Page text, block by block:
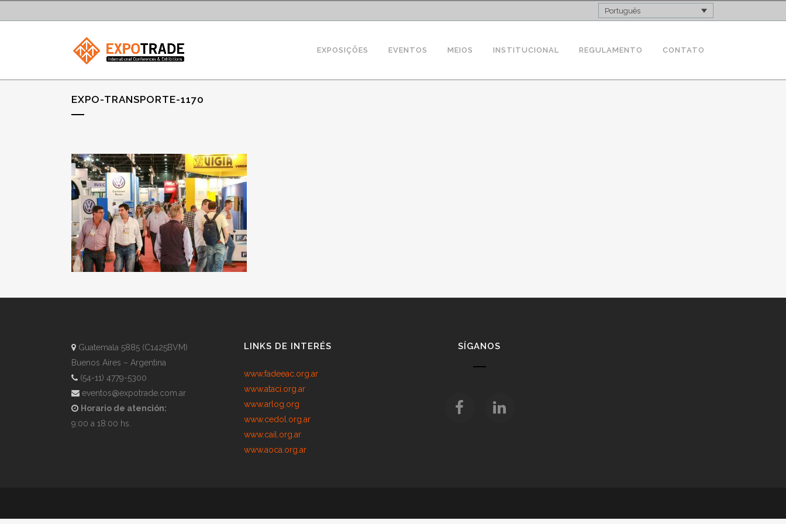
Português
EXPOSIÇÕES EVENTOS MEIOS INSTITUCIONAL REGULAMENTO CONTATO
EXPO-TRANSPORTE-1170
Guatemala 5885 (C1425BVM)
Buenos Aires – Argentina
(54-11) 4779-5300
eventos@expotrade.com.ar
Horario de atención:
9:00 a 18:00 hs.
LINKS DE INTERÉS
www.fadeeac.org.ar
www.ataci.org.ar
www.arlog.org
www.cedol.org.ar
www.cail.org.ar
www.aoca.org.ar
SÍGANOS